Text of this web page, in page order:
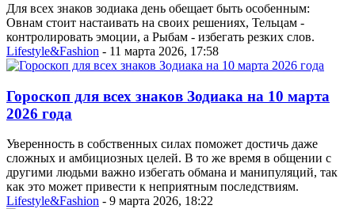
Для всех знаков зодиака день обещает быть особенным:
Овнам стоит настаивать на своих решениях, Тельцам -
контролировать эмоции, а Рыбам - избегать резких слов.
Lifestyle&Fashion - 11 марта 2026, 17:58
Гороскоп для всех знаков Зодиака на 10 марта
2026 года
Уверенность в собственных силах поможет достичь даже
сложных и амбициозных целей. В то же время в общении с
другими людьми важно избегать обмана и манипуляций, так
как это может привести к неприятным последствиям.
Lifestyle&Fashion - 9 марта 2026, 18:22